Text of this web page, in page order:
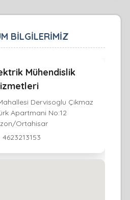
BİLGİLERİMİZ
Mühendislik
Dervisoglu Çikmaz
Apartmani No:12
Ortahisar
4623213153